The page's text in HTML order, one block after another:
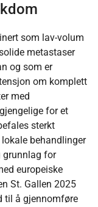
som lav-volum
metastaser
og som er
om komplett
med
for et
sterkt
behandlinger
grunnlag for
europeiske
St. Gallen 2025
til å gjennomføre